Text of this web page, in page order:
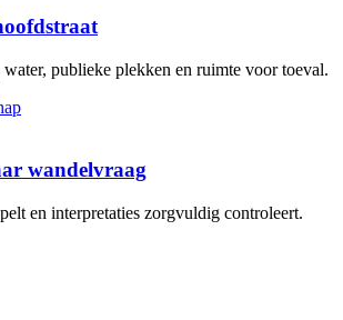
publieke plekken en ruimte voor toeval.
wandelvraag
en interpretaties zorgvuldig controleert.